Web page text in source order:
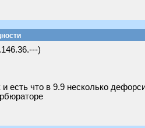
)
есть что в 9.9 несколько